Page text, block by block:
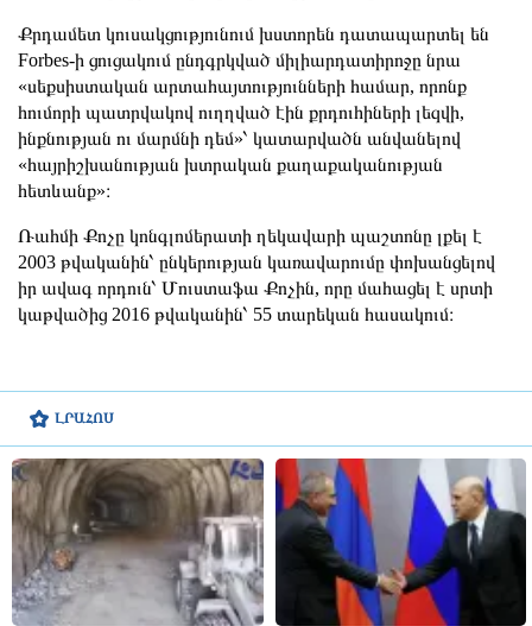
ԼՐԱՀՈՍ
Քրդամետ կուսակցությունում խստորեն դատապարտել են
Forbes-ի ցուցակում ընդգրկված միլիարդատիրոջը նրա
«սեքսիստական արտահայտությունների համար, որոնք
հումորի պատրվակով ուղղված էին քրդուհիների լեզվի,
ինքնության ու մարմնի դեմ»՝ կատարվածն անվանելով
«հայրիշխանության խտրական քաղաքականության
հետևանք»։
Ռահմի Քոչը կոնգլոմերատի ղեկավարի պաշտոնը լքել է
2003 թվականին՝ ընկերության կառավարումը փոխանցելով
իր ավագ որդուն՝ Մուստաֆա Քոչին, որը մահացել է սրտի
կաթվածից 2016 թվականին՝ 55 տարեկան հասակում։